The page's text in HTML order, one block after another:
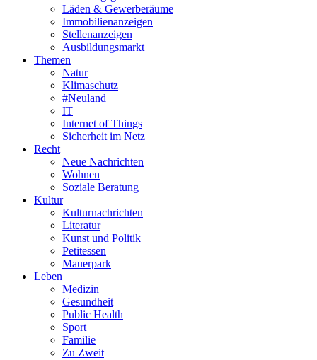
Läden & Gewerberäume
Immobilienanzeigen
Stellenanzeigen
Ausbildungsmarkt
Themen
Natur
Klimaschutz
#Neuland
IT
Internet of Things
Sicherheit im Netz
Recht
Neue Nachrichten
Wohnen
Soziale Beratung
Kultur
Kulturnachrichten
Literatur
Kunst und Politik
Petitessen
Mauerpark
Leben
Medizin
Gesundheit
Public Health
Sport
Familie
Zu Zweit